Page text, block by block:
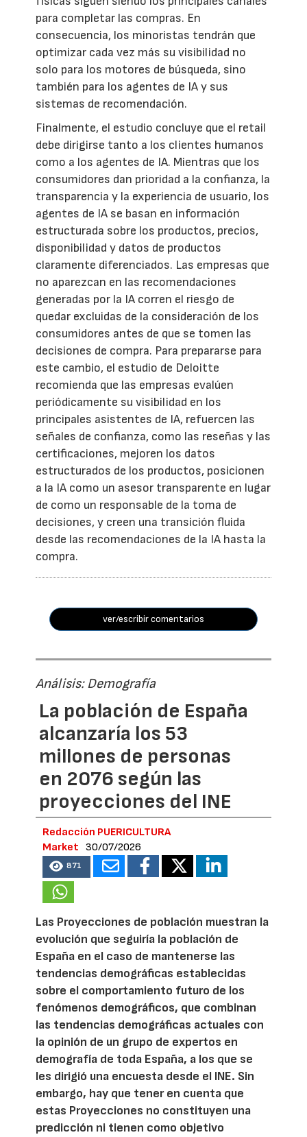
para completar las compras. En
consecuencia, los minoristas tendrán que
optimizar cada vez más su visibilidad no
solo para los motores de búsqueda, sino
también para los agentes de IA y sus
sistemas de recomendación.
Finalmente, el estudio concluye que el retail
debe dirigirse tanto a los clientes humanos
como a los agentes de IA. Mientras que los
consumidores dan prioridad a la confianza, la
transparencia y la experiencia de usuario, los
agentes de IA se basan en información
estructurada sobre los productos, precios,
disponibilidad y datos de productos
claramente diferenciados. Las empresas que
no aparezcan en las recomendaciones
generadas por la IA corren el riesgo de
quedar excluidas de la consideración de los
consumidores antes de que se tomen las
decisiones de compra. Para prepararse para
este cambio, el estudio de Deloitte
recomienda que las empresas evalúen
periódicamente su visibilidad en los
principales asistentes de IA, refuercen las
señales de confianza, como las reseñas y las
certificaciones, mejoren los datos
estructurados de los productos, posicionen
a la IA como un asesor transparente en lugar
de como un responsable de la toma de
decisiones, y creen una transición fluida
desde las recomendaciones de la IA hasta la
compra.
ver/escribir comentarios
Análisis: Demografía
La población de España
alcanzaría los 53
millones de personas
en 2076 según las
proyecciones del INE
Redacción PUERICULTURA
Market
30/07/2026
871
Las Proyecciones de población muestran la
evolución que seguiría la población de
España en el caso de mantenerse las
tendencias demográficas establecidas
sobre el comportamiento futuro de los
fenómenos demográficos, que combinan
las tendencias demográficas actuales con
la opinión de un grupo de expertos en
demografía de toda España, a los que se
les dirigió una encuesta desde el INE. Sin
embargo, hay que tener en cuenta que
estas Proyecciones no constituyen una
predicción ni tienen como objetivo